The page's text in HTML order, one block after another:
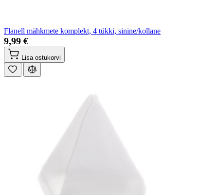
Flanell mähkmete komplekt, 4 tükki, sinine/kollane
9,99 €
Lisa ostukorvi